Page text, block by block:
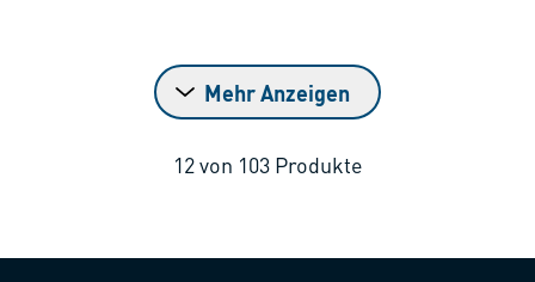
Mehr Anzeigen
12von 103 Produkte